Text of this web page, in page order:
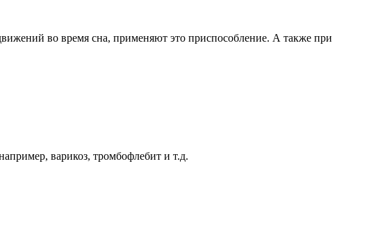
во время сна, применяют это приспособление. А также при
варикоз, тромбофлебит и т.д.